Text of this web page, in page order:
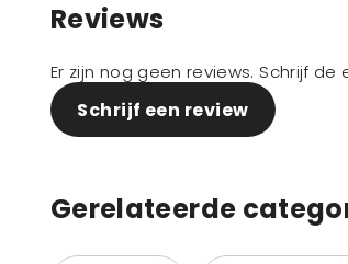
Reviews
Er zijn nog geen reviews. Schrijf
Schrijf een review
Gerelateerde